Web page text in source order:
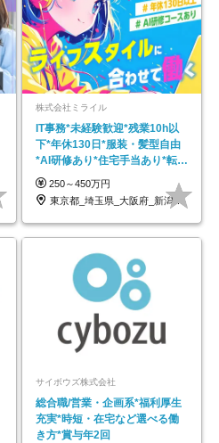
株式会社ミライル
IT事務*未経験歓迎*残業10h以
下*年休130日*服装・髪型自由
*AI研修あり*住宅手当あり*転勤
なし
250～450万円
東京都_埼玉県_大阪府_新潟県_福岡県
サイボウズ株式会社
総合職/営業・企画系*福利厚生
充実*時短・在宅など選べる働
き方*賞与年2回